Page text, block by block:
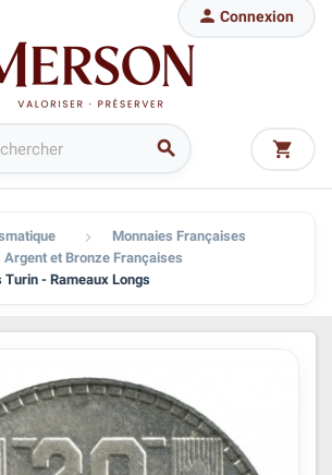

 Connexion

 Monnaies Françaises
Argent et Bronze Françaises
Turin - Rameaux Longs